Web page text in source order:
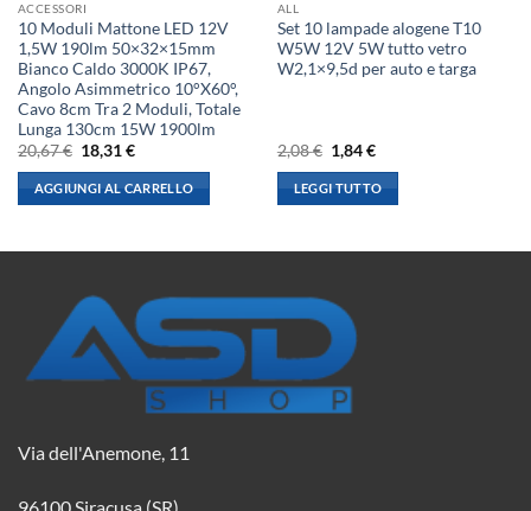
ACCESSORI
10 Moduli Mattone LED 12V
1,5W 190lm 50×32×15mm
Bianco Caldo 3000K IP67,
Angolo Asimmetrico 10°X60°,
Cavo 8cm Tra 2 Moduli, Totale
Lunga 130cm 15W 1900lm
20,67€ Il
prezzo
originale
era:
20,67 €.
18,31€Il
attuale
è:
18,31 €.
AGGIUNGI AL CARRELLO
ALL
Set 10 lampade alogene T10
W5W 12V 5W tutto vetro
W2,1×9,5d per auto e targa
2,08€ Il
prezzo
originale
era:
2,08 €.
1,84€Il
attuale
è:
1,84 €.
LEGGI TUTTO
Via dell'Anemone, 11